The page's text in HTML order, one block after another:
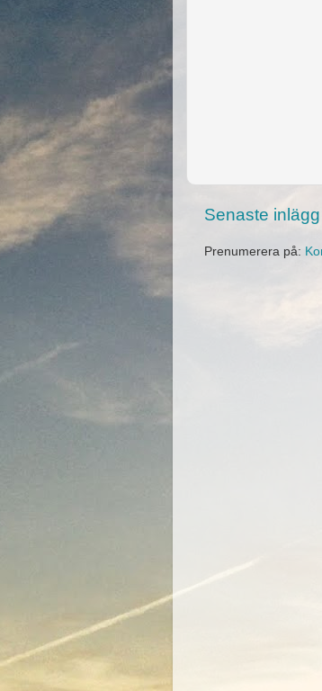
Senaste inlägg
Prenumerera på: